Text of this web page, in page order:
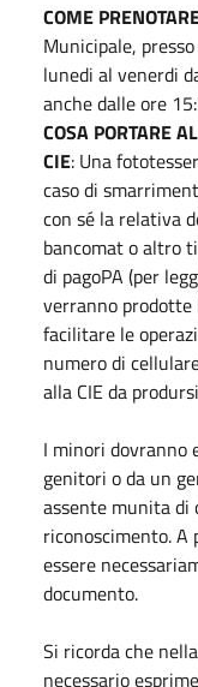
COME
Municipale,
lunedi al venerdi
anche dalle ore
COSA PORTARE
CIE: Una
caso di
con sé la relativa
bancomat o altro
di pagoPA (per
verranno prodotte
facilitare le
numero di
alla CIE da
I minori dovranno
genitori o da un
assente munita di
riconoscimento.
essere
documento.
Si ricorda che
necessario